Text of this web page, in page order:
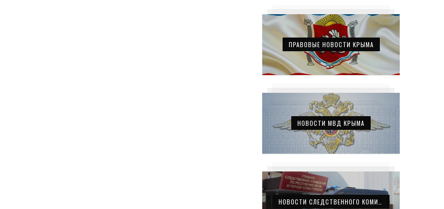
ПРАВОВЫЕ НОВОСТИ КРЫМА
НОВОСТИ МВД КРЫМА